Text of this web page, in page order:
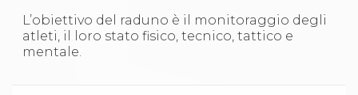
Quesiti fiscali
Sostenibilità
L’obiettivo del raduno è il monitoraggio degli
atleti, il loro stato fisico, tecnico, tattico e
mentale.